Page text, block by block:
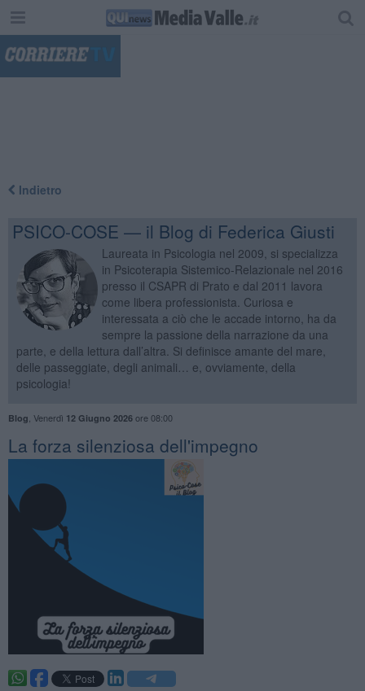
Indietro
PSICO-COSE — il Blog di Federica Giusti
Laureata in Psicologia nel 2009, si specializza
in Psicoterapia Sistemico-Relazionale nel 2016
presso il CSAPR di Prato e dal 2011 lavora
come libera professionista. Curiosa e
interessata a ciò che le accade intorno, ha da
sempre la passione della narrazione da una
parte, e della lettura dall’altra. Si definisce amante del mare,
delle passeggiate, degli animali… e, ovviamente, della
psicologia!
Blog Venerdì 12 Giugno 2026ore 08:00
​La forza silenziosa dell'impegno